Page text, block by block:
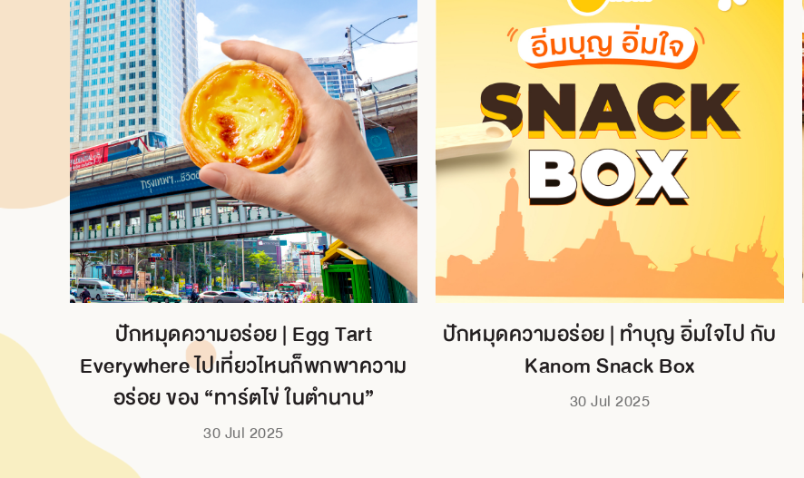
ปักหมุดความอร่อย | Egg Tart
Everywhere ไปเที่ยวไหนก็พกพาความ
อร่อย ของ “ทาร์ตไข่ ในตำนาน”
30 Jul 2025
ปักหมุดความอร่อย | ทำบุญ อิ่มใจไป กับ
Kanom Snack Box
30 Jul 2025